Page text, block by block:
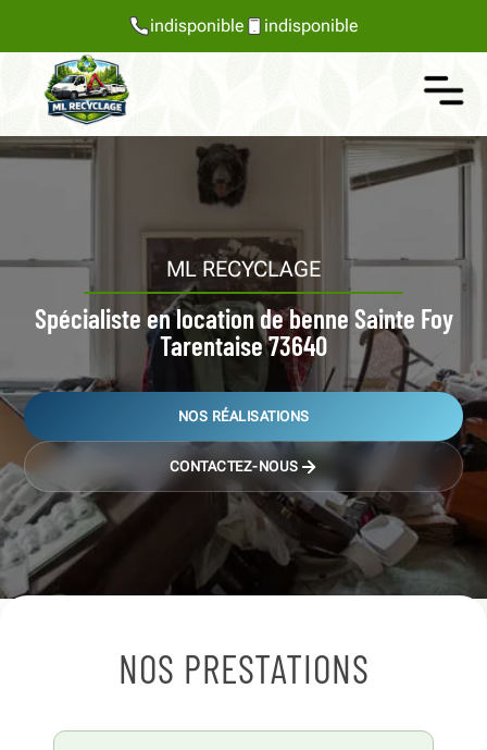
indisponible indisponible
ML RECYCLAGE
Spécialiste en location de benne Sainte Foy
Tarentaise 73640
NOS RÉALISATIONS
CONTACTEZ-NOUS
NOS PRESTATIONS